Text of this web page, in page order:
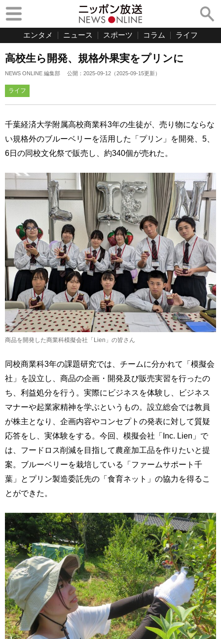
エンタメ ニュース スポーツ コラム ライフ
高校生ら開発、規格外果実をプリンに
NEWS ONLINE 編集部 公開： 2025-09-12 （2025-09-15更新）
ライフ
千葉経済大学附属高校商業科3年の生徒が、売り物にならな
い規格外のブルーベリーを活用した「プリン」を開発、5、
6日の同校文化祭で販売し、約340個が売れた。
商品を開発した商業科模擬会社「Lien」の皆さん
同校商業科3年の課題研究では、チームに分かれて「模擬会
社」を設立し、商品の企画・開発及び販売実習を行ったの
ち、利益処分を行う。実際にビジネスを体験し、ビジネス
マナーや起業家精神を学ぶというもの。設立総会では教員
が株主となり、企画内容やコンセプトの発表に対して質疑
応答をし、実体験をする。今回、模擬会社「Inc. Lien」で
は、フードロス削減を目指して農産加工品を作りたいと提
案。ブルーベリーを栽培している「ファームサポート千
葉」とプリン製造委託先の「食育ネット」の協力を得るこ
とができた。